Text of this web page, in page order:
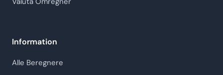
Information
Alle Beregnere